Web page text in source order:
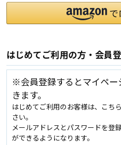
はじめてご利用の方・会員
※会員登録するとマイペー
きます。
はじめてご利用のお客様は、こち
さい。
メールアドレスとパスワードを登
ができるようになります。